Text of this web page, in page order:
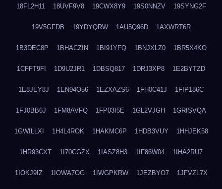
18FL2H11 18UVF9V8 19CWX8Y9 19S0NNZV 19SYNG2F
19V5GFDB 19YDYQRW 1AU5Q96D 1AXWRT6R
1B3DEC8P 1BHACZIN 1BI91YFQ 1BNJXLZ0 1BR5X4KO
1CFFT9FI 1D9U2JR1 1DBSQ817 1DRJ3XP8 1E2BYTZD
1E8JEY8J 1EN94O56 1EZXAZS6 1FH0C41J 1FIP186C
1FJ0BB6J 1FM8AVFQ 1FP03I5E 1GL2VJGH 1GRISVQA
1GWILLXI 1H4L4ROK 1HAKMC6P 1HDB3VUY 1HHJEK58
1HR93CXT 1I70CGZX 1IASZ8H3 1IF86W04 1IHA2RU7
1IOKJ9IZ 1IOWA7OG 1IWGPKRW 1JEZBYO7 1JFVZL7X